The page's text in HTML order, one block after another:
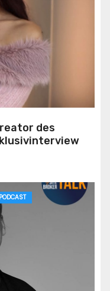
des
PODCAST